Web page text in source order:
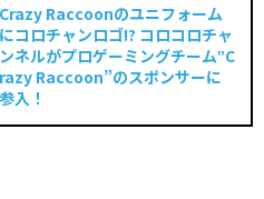
Crazy Raccoonのユニフォーム
にコロチャンロゴ!? コロコロチャ
ンネルがプロゲーミングチーム‟C
razy Raccoon”のスポンサーに
参入！